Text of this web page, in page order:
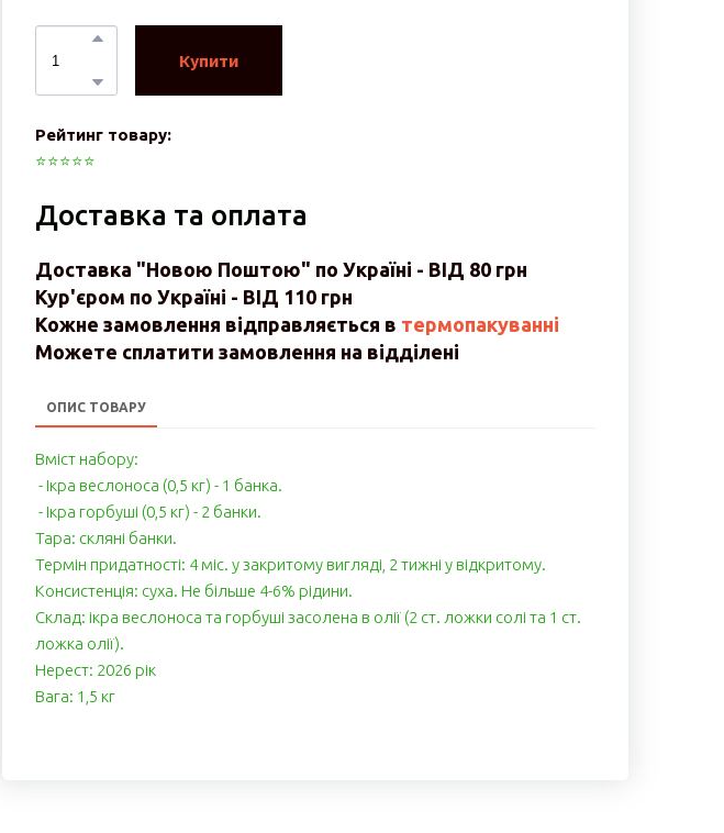
Купити
Рейтинг товару:
⭐️⭐️⭐️⭐️⭐️
Доставка та оплата
Доставка "Новою Поштою" по Україні - ВІД 80 грн
Кур'єром по Україні - ВІД 110 грн
Кожне замовлення відправляється в термопакуванні
Можете сплатити замовлення на відділені
ОПИС ТОВАРУ
Вміст набору:
- Ікра веслоноса (0,5 кг) - 1 банка.
- Ікра горбуші (0,5 кг) - 2 банки.
Тара: скляні банки.
Термін придатності: 4 міс. у закритому вигляді, 2 тижні у відкритому.
Консистенція: суха. Не більше 4-6% рідини.
Cклад: ікра веслоноса та горбуші засолена в олії (2 ст. ложки солі та 1 ст.
ложка олії).
Нерест: 2026 рік
Вага: 1,5 кг